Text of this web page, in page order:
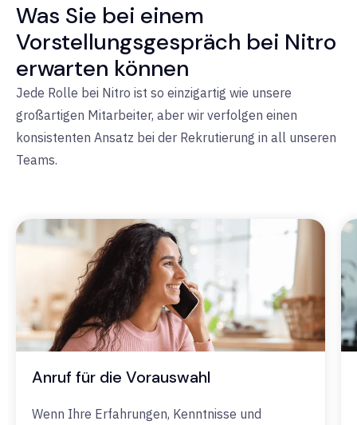
Was Sie bei einem
Vorstellungsgespräch bei Nitro
erwarten können
Jede Rolle bei Nitro ist so einzigartig wie unsere
großartigen Mitarbeiter, aber wir verfolgen einen
konsistenten Ansatz bei der Rekrutierung in all unseren
Teams.
Anruf für die Vorauswahl
Wenn Ihre Erfahrungen, Kenntnisse und